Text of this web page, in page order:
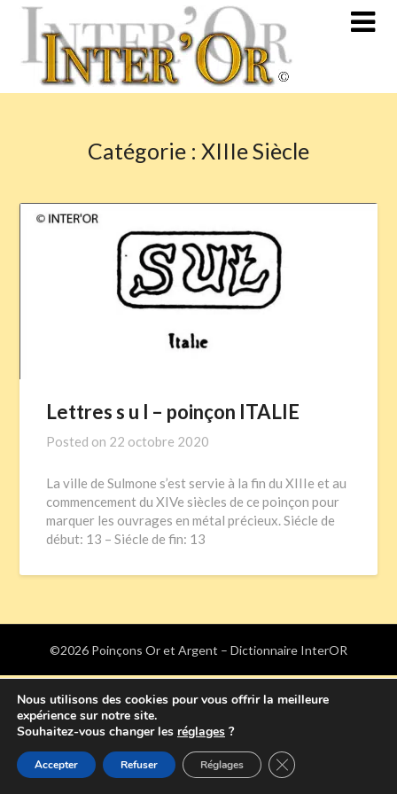
Skip
content
Catégorie : XIIIe Siècle
Lettres s u l – poinçon ITALIE
Posted on 22 octobre 2020
La ville de Sulmone s’est servie à la fin du XIIIe et au
commencement du XIVe siècles de ce poinçon pour
marquer les ouvrages en métal précieux. Siécle de
début: 13 – Siécle de fin: 13
©2026 Poinçons Or et Argent – Dictionnaire InterOR
Nous utilisons des cookies pour vous offrir la meilleure
expérience sur notre site.
Souhaitez-vous changer les réglages ?
Accepter Refuser Réglages Fermer la bannière